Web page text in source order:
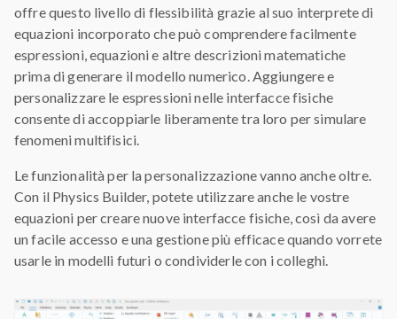
offre questo livello di flessibilità grazie al suo interprete di
equazioni incorporato che può comprendere facilmente
espressioni, equazioni e altre descrizioni matematiche
prima di generare il modello numerico. Aggiungere e
personalizzare le espressioni nelle interfacce fisiche
consente di accoppiarle liberamente tra loro per simulare
fenomeni multifisici.
Le funzionalità per la personalizzazione vanno anche oltre.
Con il Physics Builder, potete utilizzare anche le vostre
equazioni per creare nuove interfacce fisiche, così da avere
un facile accesso e una gestione più efficace quando vorrete
usarle in modelli futuri o condividerle con i colleghi.